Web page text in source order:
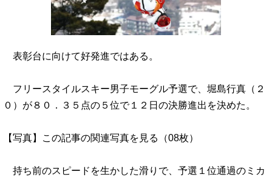
表彰台に向けて好発進ではある。
フリースタイルスキー男子モーグル予選で、堀島行真（２
０）が８０．３５点の５位で１２日の決勝進出を決めた。
【写真】この記事の関連写真を見る（08枚）
持ち前のスピードを生かした滑りで、予選１位通過のミカ